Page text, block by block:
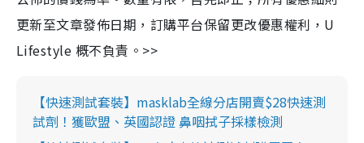
更新至文章發佈日期，訂購平台保留更改優惠權利，U
Lifestyle 概不負責。>>
【快速測試套裝】masklab全線分店開賣$28快速測
試劑！獲歐盟、英國認證 鼻咽拭子採樣檢測